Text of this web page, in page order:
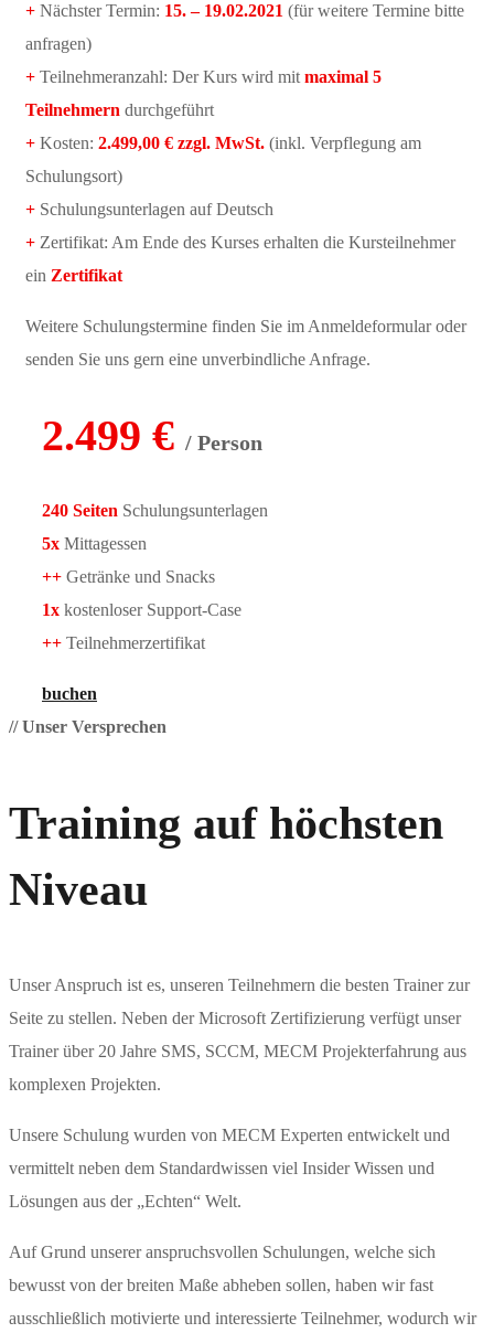
+ Nächster Termin: 15. – 19.02.2021 (für weitere Termine bitte
anfragen)
+ Teilnehmeranzahl: Der Kurs wird mit maximal 5
Teilnehmern durchgeführt
+ Kosten: 2.499,00 € zzgl. MwSt. (inkl. Verpflegung am
Schulungsort)
+ Schulungsunterlagen auf Deutsch
+ Zertifikat: Am Ende des Kurses erhalten die Kursteilnehmer
ein Zertifikat
Weitere Schulungstermine finden Sie im Anmeldeformular oder
senden Sie uns gern eine unverbindliche Anfrage.
2.499 € / Person
240 Seiten Schulungsunterlagen
5x Mittagessen
++ Getränke und Snacks
1x kostenloser Support-Case
++ Teilnehmerzertifikat
buchen
// Unser Versprechen
Training auf höchsten
Niveau
Unser Anspruch ist es, unseren Teilnehmern die besten Trainer zur
Seite zu stellen. Neben der Microsoft Zertifizierung verfügt unser
Trainer über 20 Jahre SMS, SCCM, MECM Projekterfahrung aus
komplexen Projekten.
Unsere Schulung wurden von MECM Experten entwickelt und
vermittelt neben dem Standardwissen viel Insider Wissen und
Lösungen aus der „Echten“ Welt.
Auf Grund unserer anspruchsvollen Schulungen, welche sich
bewusst von der breiten Maße abheben sollen, haben wir fast
ausschließlich motivierte und interessierte Teilnehmer, wodurch wir